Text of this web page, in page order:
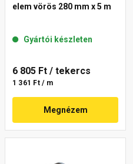
elem vörös 280 mm x 5 m
Gyártói készleten
6 805 Ft / tekercs
1 361 Ft / m
Megnézem